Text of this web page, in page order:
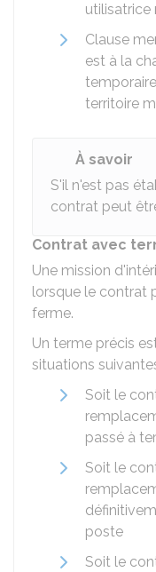
utilisatrice
Clause
est à la
territoire
À savoir
S'il n'est pas
contrat peut
Contrat avec
Une mission
lorsque le contrat
ferme.
Un terme précis
situations
Soit le
passé à
Soit le
poste
Soit le